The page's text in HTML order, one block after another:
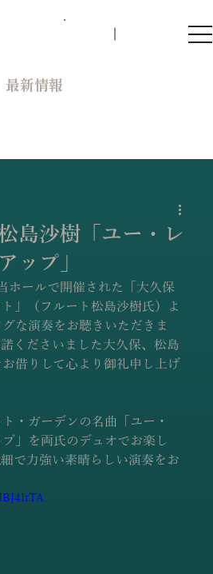
​最新情報
島沙樹「ユー・レ
ップ」
ホールで開催された「大久保
」（フルート松島沙樹氏）よ
な演奏をお聴きいただきま
くださいました大久保、松島
借りして心より御礼申し上げ
・ガーデンの名曲「ユー・
」を両氏のデュオでお楽し
で力強い素晴らしい演奏をお